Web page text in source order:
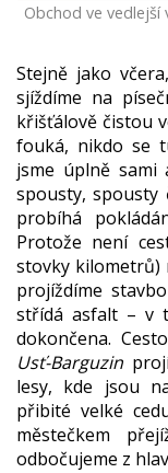
Obchod ve vedlejší
Stejně jako
sjíždíme na
křišťálově čistou
fouká, nikdo se
jsme úplně
spousty, spousty
probíhá
Protože není
stovky kilometrů)
projíždíme
střídá asfalt – v
dokončena.
Usť-Barguzin
lesy, kde jsou
přibité velké
městečkem
odbočujeme z